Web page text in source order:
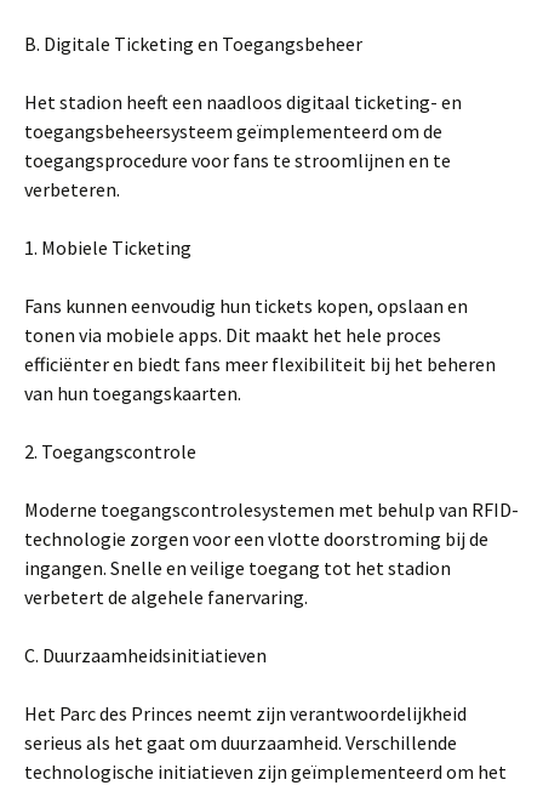
B. Digitale Ticketing en Toegangsbeheer
Het stadion heeft een naadloos digitaal ticketing- en
toegangsbeheersysteem geïmplementeerd om de
toegangsprocedure voor fans te stroomlijnen en te
verbeteren.
1. Mobiele Ticketing
Fans kunnen eenvoudig hun tickets kopen, opslaan en
tonen via mobiele apps. Dit maakt het hele proces
efficiënter en biedt fans meer flexibiliteit bij het beheren
van hun toegangskaarten.
2. Toegangscontrole
Moderne toegangscontrolesystemen met behulp van RFID-
technologie zorgen voor een vlotte doorstroming bij de
ingangen. Snelle en veilige toegang tot het stadion
verbetert de algehele fanervaring.
C. Duurzaamheidsinitiatieven
Het Parc des Princes neemt zijn verantwoordelijkheid
serieus als het gaat om duurzaamheid. Verschillende
technologische initiatieven zijn geïmplementeerd om het